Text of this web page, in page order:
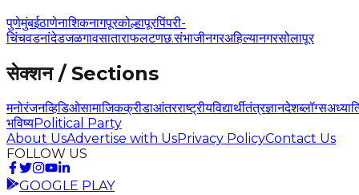
पुणेमुंबईठाणेनाशिकनागपूरकोल्हापूरपिंपरी-
चिंचवडनांदेडजळगावसाताराफलटणछ.संभाजीनगरअहिल्यानगरसोलापूर
सेक्शन / Sections
मनोरंजनव्हिडिओसामाजिकक्रीडाआंतरराष्ट्रीयविद्यार्थीतंत्रज्ञानदेशब्लॉग्स
भविष्यPolitical Party
About UsAdvertise with UsPrivacy PolicyContact Us
FOLLOW US
GOOGLE PLAY